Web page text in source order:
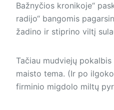
Bažnyčios kronikoje“
radijo“ bangomis
žadino ir stiprino viltį
Tačiau mudviejų
maisto tema. (Ir po
firminio migdolo miltų